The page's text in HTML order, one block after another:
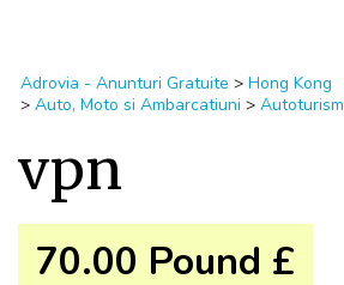
Adrovia - Anunturi Gratuite > Hong Kong
> Auto, Moto si Ambarcatiuni >
vpn
70.00 Pound £